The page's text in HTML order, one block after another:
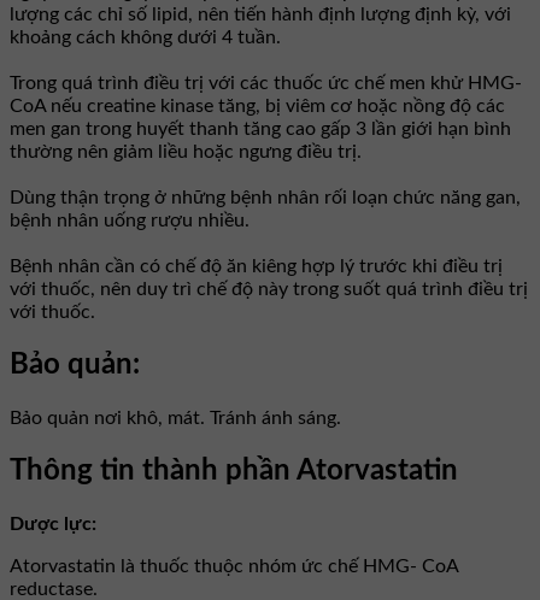
lượng các chỉ số lipid, nên tiến hành định lượng định kỳ, với
khoảng cách không dưới 4 tuần.
Trong quá trình điều trị với các thuốc ức chế men khử HMG-
CoA nếu creatine kinase tăng, bị viêm cơ hoặc nồng độ các
men gan trong huyết thanh tăng cao gấp 3 lần giới hạn bình
thường nên giảm liều hoặc ngưng điều trị.
Dùng thận trọng ở những bệnh nhân rối loạn chức năng gan,
bệnh nhân uống rượu nhiều.
Bệnh nhân cần có chế độ ăn kiêng hợp lý trước khi điều trị
với thuốc, nên duy trì chế độ này trong suốt quá trình điều trị
với thuốc.
Bảo quản:
Bảo quản nơi khô, mát. Tránh ánh sáng.
Thông tin thành phần Atorvastatin
Dược lực:
Atorvastatin là thuốc thuộc nhóm ức chế HMG- CoA
reductase.